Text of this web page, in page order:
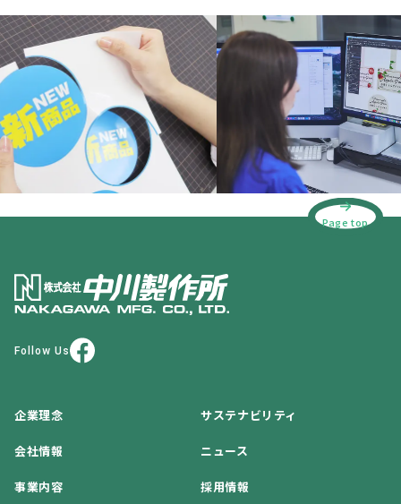
Page top
Follow Us
企業理念 サステナビリティ
会社情報 ニュース
事業内容 採用情報